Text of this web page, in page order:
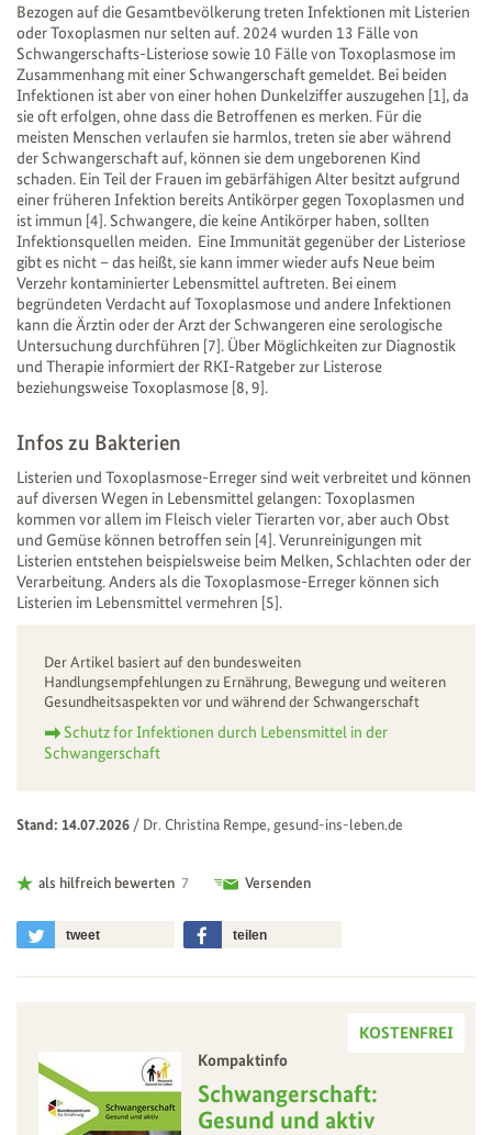
Bezogen auf die Gesamtbevölkerung treten Infektionen mit Listerien
oder Toxoplasmen nur selten auf. 2024 wurden 13 Fälle von
Schwangerschafts-Listeriose sowie 10 Fälle von Toxoplasmose im
Zusammenhang mit einer Schwangerschaft gemeldet. Bei beiden
Infektionen ist aber von einer hohen Dunkelziffer auszugehen [1], da
sie oft erfolgen, ohne dass die Betroffenen es merken. Für die
meisten Menschen verlaufen sie harmlos, treten sie aber während
der Schwangerschaft auf, können sie dem ungeborenen Kind
schaden. Ein Teil der Frauen im gebärfähigen Alter besitzt aufgrund
einer früheren Infektion bereits Antikörper gegen Toxoplasmen und
ist immun [4]. Schwangere, die keine Antikörper haben, sollten
Infektionsquellen meiden. Eine Immunität gegenüber der Listeriose
gibt es nicht – das heißt, sie kann immer wieder aufs Neue beim
Verzehr kontaminierter Lebensmittel auftreten. Bei einem
begründeten Verdacht auf Toxoplasmose und andere Infektionen
kann die Ärztin oder der Arzt der Schwangeren eine serologische
Untersuchung durchführen [7]. Über Möglichkeiten zur Diagnostik
und Therapie informiert der RKI-Ratgeber zur Listerose
beziehungsweise Toxoplasmose [8, 9].
Infos zu Bakterien
Listerien und Toxoplasmose-Erreger sind weit verbreitet und können
auf diversen Wegen in Lebensmittel gelangen: Toxoplasmen
kommen vor allem im Fleisch vieler Tierarten vor, aber auch Obst
und Gemüse können betroffen sein [4]. Verunreinigungen mit
Listerien entstehen beispielsweise beim Melken, Schlachten oder der
Verarbeitung. Anders als die Toxoplasmose-Erreger können sich
Listerien im Lebensmittel vermehren [5].
Der Artikel basiert auf den bundesweiten
Handlungsempfehlungen zu Ernährung, Bewegung und weiteren
Gesundheitsaspekten vor und während der Schwangerschaft
Schutz for Infektionen durch Lebensmittel in der
Schwangerschaft
Stand: 14.07.2026 / Dr. Christina Rempe, gesund-ins-leben.de
als hilfreich bewerten 7 Versenden
tweet teilen
KOSTENFREI
Kompaktinfo
–
Schwangerschaft:
Gesund und aktiv